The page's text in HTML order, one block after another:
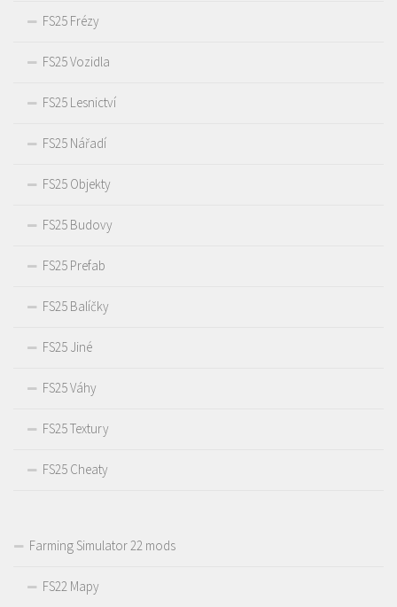
FS25 Frézy
FS25 Vozidla
FS25 Lesnictví
FS25 Nářadí
FS25 Objekty
FS25 Budovy
FS25 Prefab
FS25 Balíčky
FS25 Jiné
FS25 Váhy
FS25 Textury
FS25 Cheaty
Farming Simulator 22 mods
FS22 Mapy